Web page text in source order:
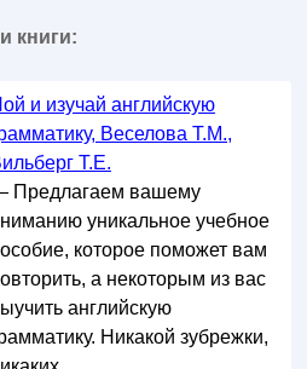
книги:
и изучай английскую
Веселова Т.М.,
Т.Е.
Предлагаем вашему
уникальное учебное
которое поможет вам
а некоторым из вас
английскую
Никакой зубрежки,